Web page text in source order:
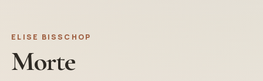
ELISE BISSCHOP
Morte